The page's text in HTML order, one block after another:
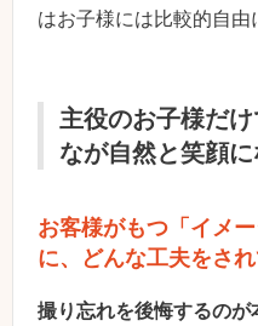
はお子様には比較的自由
主役のお子様だ
なが自然と笑顔
お客様がもつ「イメ
に、どんな工夫をさ
撮り忘れを後悔するのが